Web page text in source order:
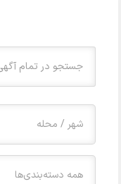
شهر / محله
همه دسته‌بندی‌ها